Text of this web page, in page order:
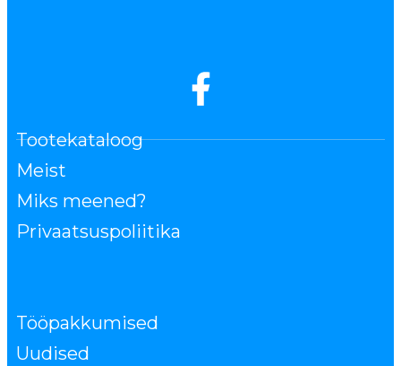
Tootekataloog
Meist
Miks meened?
Privaatsuspoliitika
Tööpakkumised
Uudised